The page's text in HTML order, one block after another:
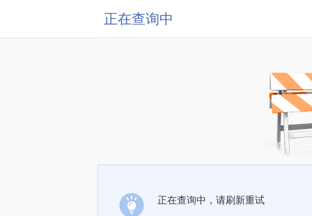
正在查询中
正在查询中，请刷新重试